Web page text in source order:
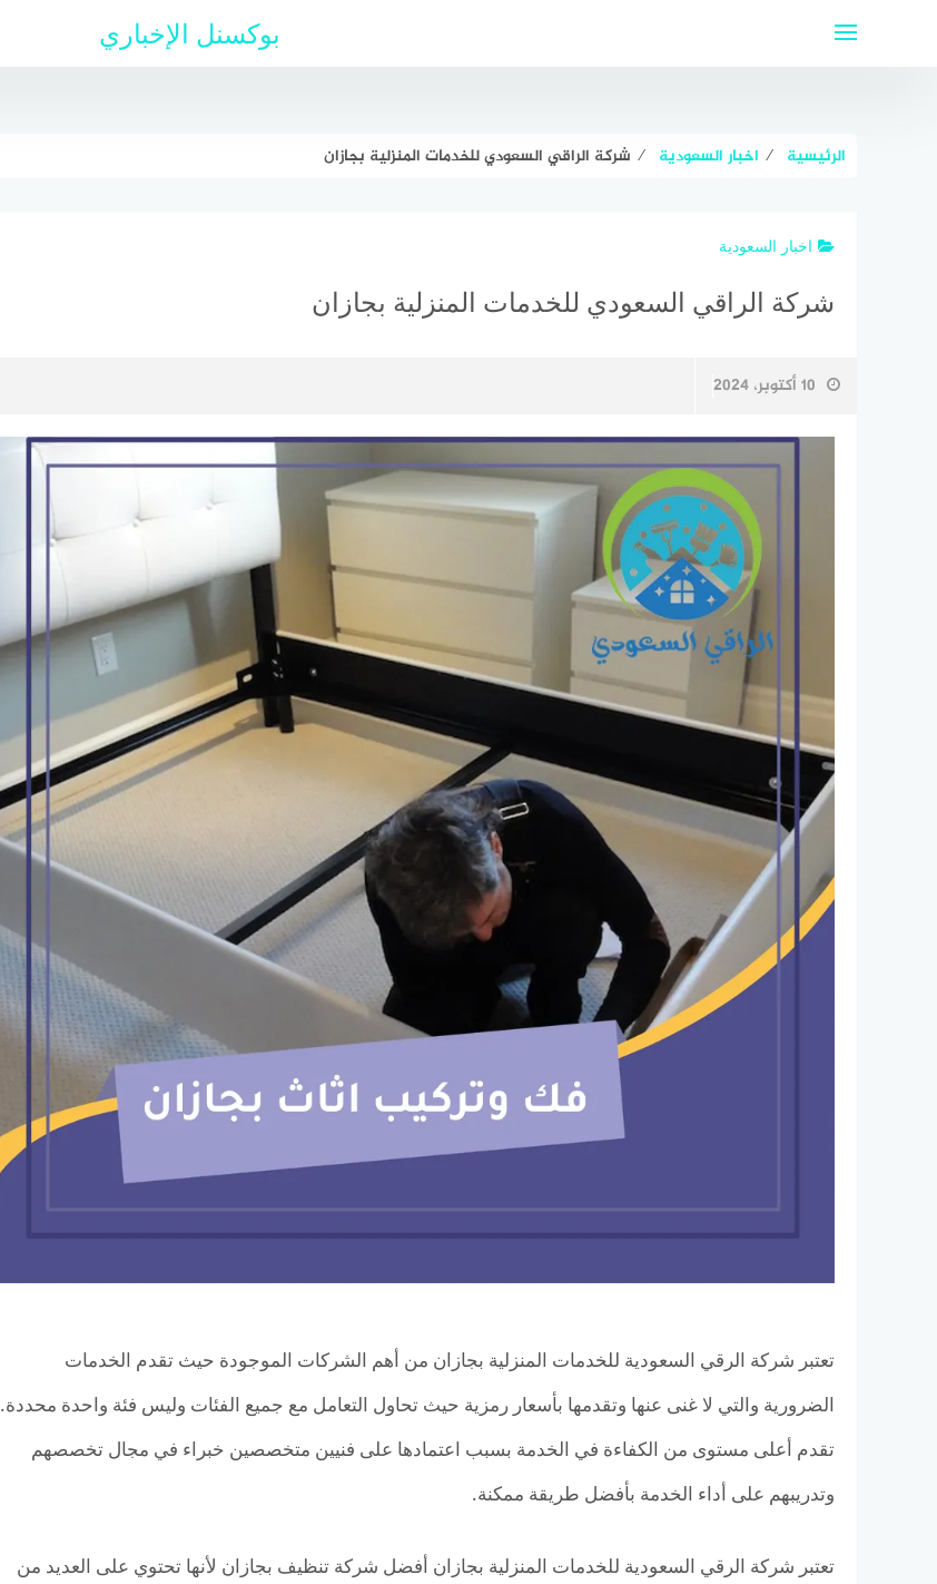
بوكسنل الإخباري
الرئيسية ⁄ اخبار السعودية ⁄ شركة الراقي السعودي للخدمات المنزلية بجازان
اخبار السعودية
شركة الراقي السعودي للخدمات المنزلية بجازان
10 أكتوبر، 2024
تعتبر شركة الرقي السعودية للخدمات المنزلية بجازان من أهم الشركات الموجودة حيث تقدم الخدمات
الضرورية والتي لا غنى عنها وتقدمها بأسعار رمزية حيث تحاول التعامل مع جميع الفئات وليس فئة واحدة محددة.
تقدم أعلى مستوى من الكفاءة في الخدمة بسبب اعتمادها على فنيين متخصصين خبراء في مجال تخصصهم
وتدريبهم على أداء الخدمة بأفضل طريقة ممكنة.
تعتبر شركة الرقي السعودية للخدمات المنزلية بجازان أفضل شركة تنظيف بجازان لأنها تحتوي على العديد من